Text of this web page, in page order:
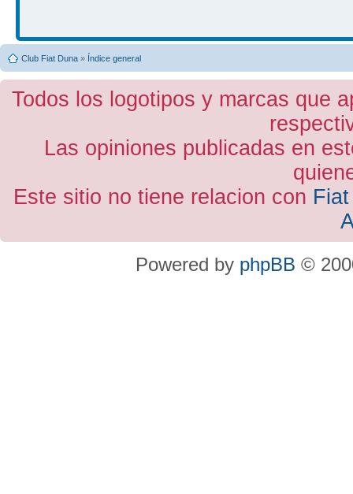
Club Fiat Duna » Índice general
Todos los logotipos y marcas que
Las opiniones publicadas en
Este sitio no tiene relacion con
Powered by phpBB ©